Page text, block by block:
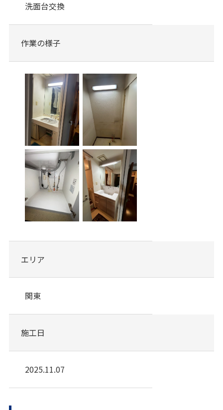
洗面台交換
作業の様子
エリア
関東
施工日
2025.11.07